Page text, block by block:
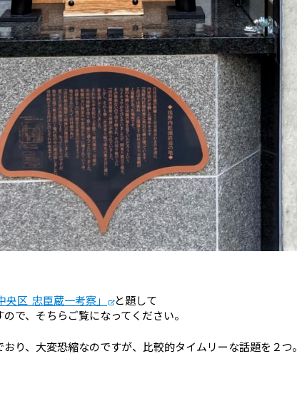
央区 忠臣蔵一考察」
と題して
で、そちらご覧になってください。
り、大変恐縮なのですが、比較的タイムリーな話題を２つ。